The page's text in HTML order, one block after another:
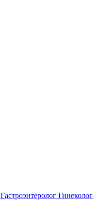
Гастроэнтеролог Гинеколог